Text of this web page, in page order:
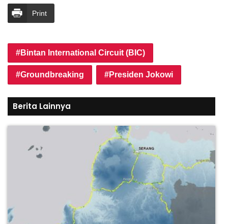
Print
Bintan International Circuit (BIC)
Groundbreaking Presiden Jokowi
Berita Lainnya